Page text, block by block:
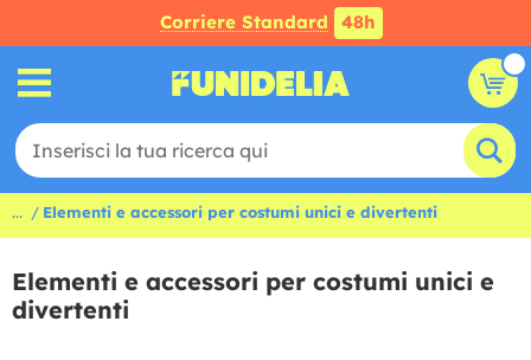
Corriere Standard 48h
... Elementi e accessori per costumi unici e divertenti
Elementi e accessori per costumi unici e
divertenti